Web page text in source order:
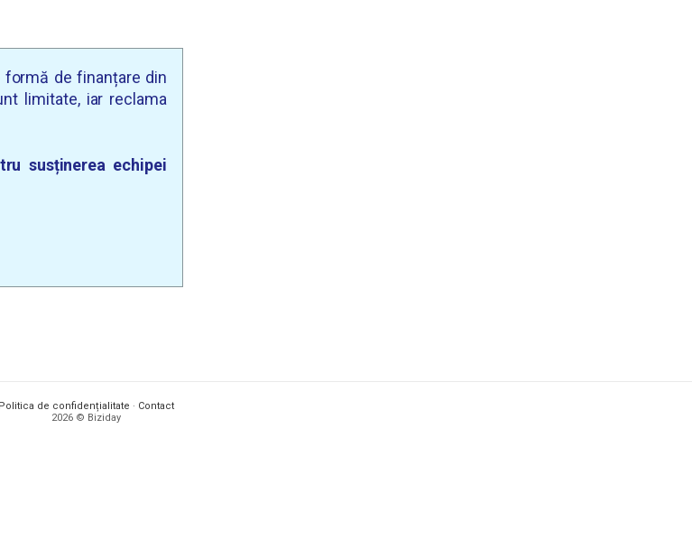
de finanțare din
limitate, iar reclama
susținerea echipei
Politica de confidențialitate · Contact
2026 © Biziday